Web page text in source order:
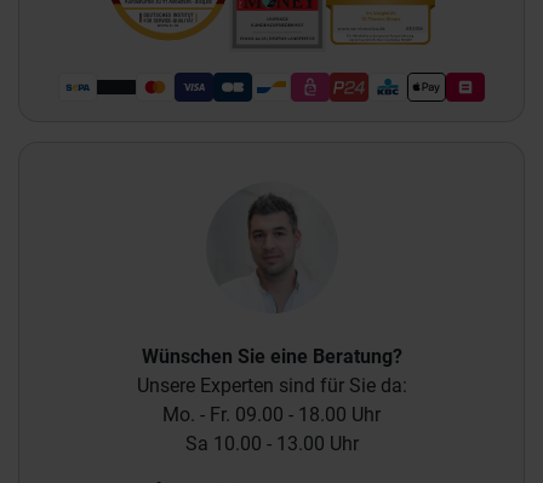
Wünschen Sie eine Beratung?
Unsere Experten sind für Sie da:
Mo. - Fr. 09.00 - 18.00 Uhr
Sa 10.00 - 13.00 Uhr